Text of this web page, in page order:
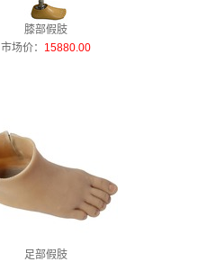
膝部假肢
市场价： 15880.00
足部假肢